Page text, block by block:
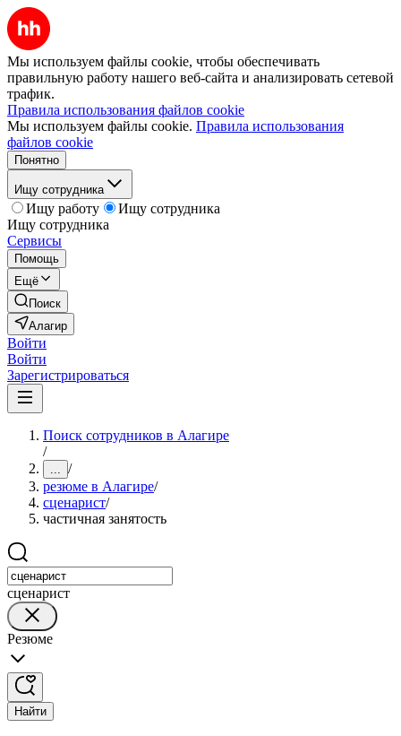
Мы используем файлы cookie, чтобы обеспечивать
правильную работу нашего веб-сайта и анализировать сетевой
трафик.
Правила использования файлов cookie
Мы используем файлы cookie. Правила использования
файлов cookie
Понятно
Ищу сотрудника
Ищу работу
Ищу сотрудника
Ищу сотрудника
Сервисы
Помощь
Ещё
Поиск
Алагир
Войти
Войти
Зарегистрироваться
Поиск сотрудников в Алагире
/
... /
резюме в Алагире/
сценарист/
частичная занятость
сценарист
Резюме
Найти